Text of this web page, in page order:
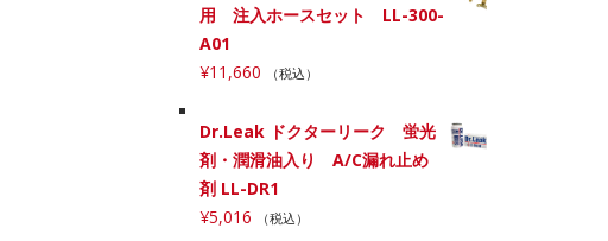
用 注入ホースセット LL-300-
A01
¥11,660 （税込）
Dr.Leak ドクターリーク 蛍光
剤・潤滑油入り A/C漏れ止め
剤 LL-DR1
¥5,016 （税込）